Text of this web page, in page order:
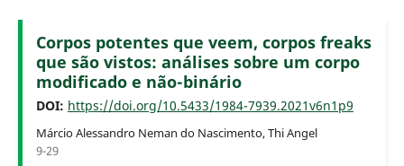
Corpos potentes que veem, corpos freaks
que são vistos: análises sobre um corpo
modificado e não-binário
DOI: https://doi.org/10.5433/1984-7939.2021v6n1p9
Márcio Alessandro Neman do Nascimento, Thi Angel
9-29